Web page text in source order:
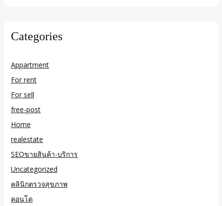
Categories
Appartment
For rent
For sell
free-post
Home
realestate
SEOขายสินค้า-บริการ
Uncategorized
คลินิกตรวจสุขภาพ
คอนโด